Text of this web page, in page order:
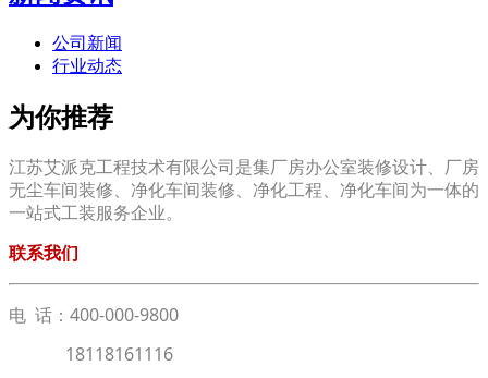
公司新闻
行业动态
为你推荐
江苏艾派克工程技术有限公司是集厂房办公室装修设计、厂房
无尘车间装修、净化车间装修、净化工程、净化车间为一体的
一站式工装服务企业。
联系我们
电 话：400-000-9800
18118161116